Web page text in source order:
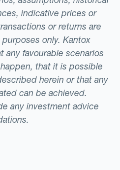
indicative prices or
or returns are
only. Kantox
any favourable scenarios
that it is possible
herein or that any
can be achieved.
any investment advice